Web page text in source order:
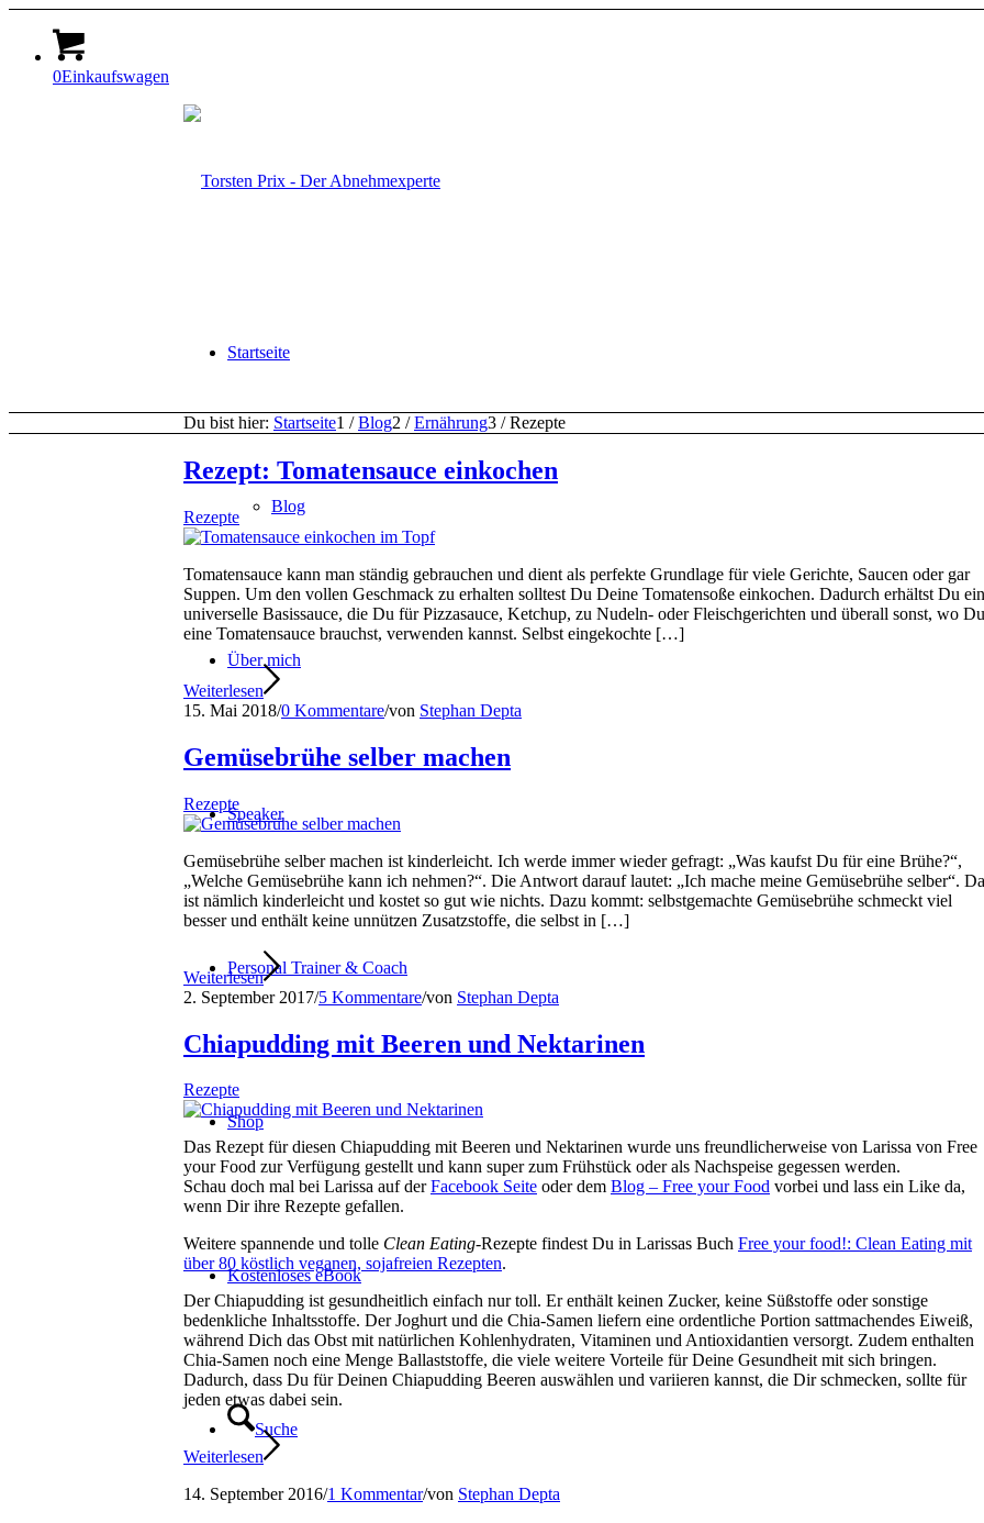
0Einkaufswagen
Startseite
Blog
Über mich
Speaker
Personal Trainer & Coach
Shop
Kostenloses eBook
Suche
Du bist hier: Startseite1 / Blog2 / Ernährung3 / Rezepte
Rezept: Tomatensauce einkochen
Rezepte
Tomatensauce kann man ständig gebrauchen und dient als perfekte Grundlage für viele Gerichte, Saucen oder gar
Suppen. Um den vollen Geschmack zu erhalten solltest Du Deine Tomatensoße einkochen. Dadurch erhältst Du
universelle Basissauce, die Du für Pizzasauce, Ketchup, zu Nudeln- oder Fleischgerichten und überall sonst, wo Du
eine Tomatensauce brauchst, verwenden kannst. Selbst eingekochte […]
Weiterlesen
15. Mai 2018/0 Kommentare/von Stephan Depta
Gemüsebrühe selber machen
Rezepte
Gemüsebrühe selber machen ist kinderleicht. Ich werde immer wieder gefragt: „Was kaufst Du für eine Brühe?“,
„Welche Gemüsebrühe kann ich nehmen?“. Die Antwort darauf lautet: „Ich mache meine Gemüsebrühe selber“.
ist nämlich kinderleicht und kostet so gut wie nichts. Dazu kommt: selbstgemachte Gemüsebrühe schmeckt viel
besser und enthält keine unnützen Zusatzstoffe, die selbst in […]
Weiterlesen
2. September 2017/5 Kommentare/von Stephan Depta
Chiapudding mit Beeren und Nektarinen
Rezepte
Das Rezept für diesen Chiapudding mit Beeren und Nektarinen wurde uns freundlicherweise von Larissa von Free
your Food zur Verfügung gestellt und kann super zum Frühstück oder als Nachspeise gegessen werden.
Schau doch mal bei Larissa auf derFacebook Seite oder dem Blog – Free your Food vorbei und lass ein Like da,
wenn Dir ihre Rezepte gefallen.
Weitere spannende und tolle Clean Eating-Rezepte findest Du in Larissas Buch Free your food!: Clean Eating mit
über 80 köstlich veganen, sojafreien Rezepten.
Der Chiapudding ist gesundheitlich einfach nur toll. Er enthält keinen Zucker, keine Süßstoffe oder sonstige
bedenkliche Inhaltsstoffe. Der Joghurt und die Chia-Samen liefern eine ordentliche Portion sattmachendes Eiweiß,
während Dich das Obst mit natürlichen Kohlenhydraten, Vitaminen und Antioxidantien versorgt. Zudem enthalten
Chia-Samen noch eine Menge Ballaststoffe, die viele weitere Vorteile für Deine Gesundheit mit sich bringen.
Dadurch, dass Du für Deinen Chiapudding Beeren auswählen und variieren kannst, die Dir schmecken, sollte für
jeden etwas dabei sein.
Weiterlesen
14. September 2016/1 Kommentar/von Stephan Depta